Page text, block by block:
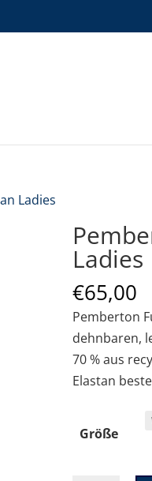
Ladies
Ladies
€65,00
Pemberton
dehnbaren,
70 % aus
Elastan
Größe